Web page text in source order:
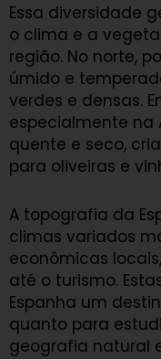
Essa diversidade
o clima e a
região. No norte,
úmido e
verdes e densas.
especialmente na
quente e seco,
para oliveiras e
A topografia da
climas variados
econômicas
até o turismo.
Espanha um
quanto para
geografia natural